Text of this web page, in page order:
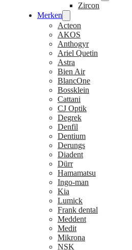
Zircon
Merken
Acteon
AKOS
Anthogyr
Ariel Quetin
Astra
Bien Air
BlancOne
Bossklein
Cattani
CJ Optik
Degrek
Denfil
Dentium
Derungs
Diadent
Dürr
Hamamatsu
Ingo-man
Kia
Lumick
Frank dental
Meddent
Medit
Mikrona
NSK